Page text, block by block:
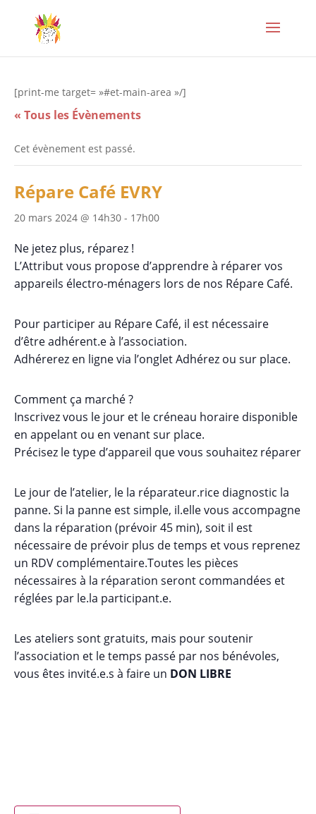
[print-me target= »#et-main-area »/]
« Tous les Évènements
Cet évènement est passé.
Répare Café EVRY
20 mars 2024 @ 14h30 - 17h00
Ne jetez plus, réparez !
L’Attribut vous propose d’apprendre à réparer vos
appareils électro-ménagers lors de nos Répare Café.
Pour participer au Répare Café, il est nécessaire
d’être adhérent.e à l’association.
Adhérerez en ligne via l’onglet Adhérez ou sur place.
Comment ça marché ?
Inscrivez vous le jour et le créneau horaire disponible
en appelant ou en venant sur place.
Précisez le type d’appareil que vous souhaitez réparer
Le jour de l’atelier, le la réparateur.rice diagnostic la
panne. Si la panne est simple, il.elle vous accompagne
dans la réparation (prévoir 45 min), soit il est
nécessaire de prévoir plus de temps et vous reprenez
un RDV complémentaire.Toutes les pièces
nécessaires à la réparation seront commandées et
réglées par le.la participant.e.
Les ateliers sont gratuits, mais pour soutenir
l’association et le temps passé par nos bénévoles,
vous êtes invité.e.s à faire un DON LIBRE